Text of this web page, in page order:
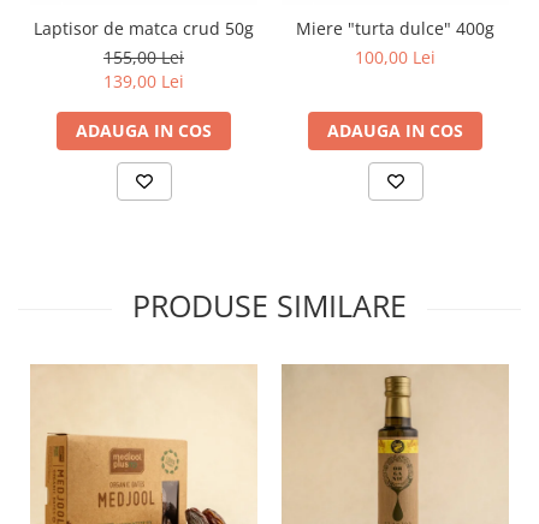
Laptisor de matca crud 50g
155,00 Lei
139,00 Lei
ADAUGA IN COS
Miere "turta dulce" 400g
100,00 Lei
ADAUGA IN COS
PRODUSE SIMILARE